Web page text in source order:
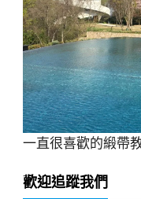
一直很喜歡的緞帶
歡迎追蹤我們